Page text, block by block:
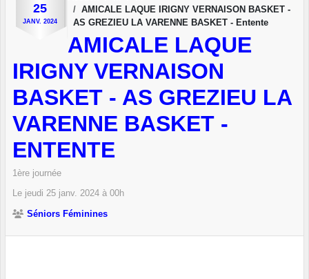
25
JANV. 2024
AMICALE LAQUE IRIGNY VERNAISON BASKET -
AS GREZIEU LA VARENNE BASKET - Entente
AMICALE LAQUE
IRIGNY VERNAISON
BASKET - AS GREZIEU LA
VARENNE BASKET -
ENTENTE
1ère journée
Le jeudi 25 janv. 2024 à 00h
Séniors Féminines